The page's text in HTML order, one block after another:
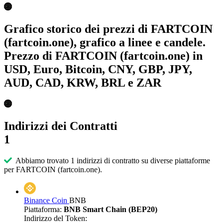
Grafico storico dei prezzi di FARTCOIN
(fartcoin.one), grafico a linee e candele.
Prezzo di FARTCOIN (fartcoin.one) in
USD, Euro, Bitcoin, CNY, GBP, JPY,
AUD, CAD, KRW, BRL e ZAR
Indirizzi dei Contratti
1
Abbiamo trovato 1 indirizzi di contratto su diverse piattaforme
per FARTCOIN (fartcoin.one).
Binance Coin BNB
Piattaforma: BNB Smart Chain (BEP20)
Indirizzo del Token: